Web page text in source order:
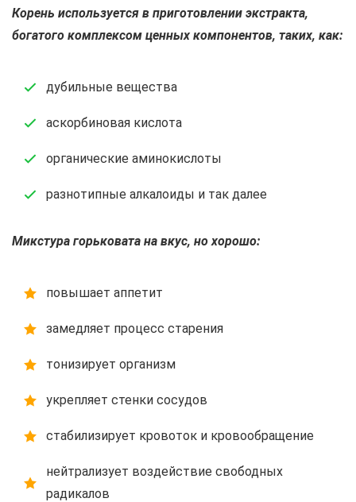
Корень используется в приготовлении экстракта,
богатого комплексом ценных компонентов, таких, как:
дубильные вещества
аскорбиновая кислота
органические аминокислоты
разнотипные алкалоиды и так далее
Микстура горьковата на вкус, но хорошо:
повышает аппетит
замедляет процесс старения
тонизирует организм
укрепляет стенки сосудов
стабилизирует кровоток и кровообращение
нейтрализует воздействие свободных
радикалов